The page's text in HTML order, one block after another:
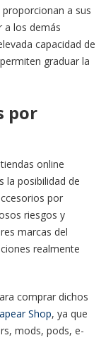
a sus
a los demás
capacidad de
graduar la
por
online
la posibilidad de
por
riesgos y
marcas del
realmente
comprar dichos
Shop, ya que
mods, pods, e-